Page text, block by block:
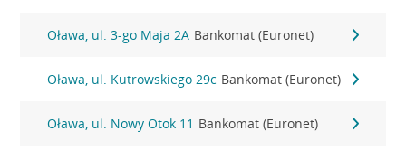
Oława, ul. 3-go Maja 2A Bankomat (Euronet)
Oława, ul. Kutrowskiego 29c Bankomat (Euronet)
Oława, ul. Nowy Otok 11 Bankomat (Euronet)